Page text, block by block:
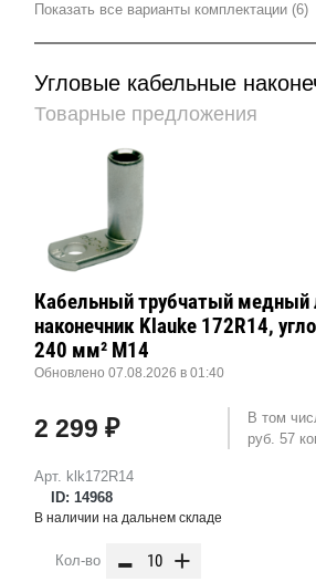
Показать все варианты комплектации (6)
Угловые кабельные
Товарные предложения
Арт. klk172R14
ID: 14968
Кабельный трубчатый
наконечник Klauke 172R14,
240 мм² М14
Обновлено 07.08.2026 в 01:40
2 299 ₽
В том
руб. 57
В наличии на дальнем складе
Кол-во - +